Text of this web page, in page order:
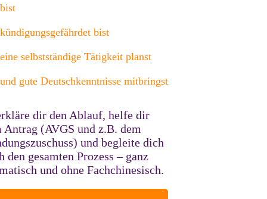
bist
kündigungsgefährdet bist
eine selbstständige Tätigkeit planst
und gute Deutschkenntnisse mitbringst
dir den Ablauf, helfe dir
Antrag (AVGS und z.B. dem
und begleite dich
den gesamten Prozess – ganz
und ohne Fachchinesisch.